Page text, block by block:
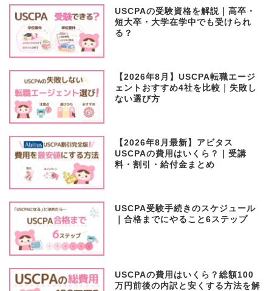
USCPAの受験資格を解説｜高卒・
短大卒・大学在学中でも受けられ
る？
【2026年8月】USCPA転職エージ
ェントおすすめ4社を比較｜失敗し
ない選び方
【2026年8月最新】アビタス
USCPAの費用はいくら？｜受講
料・割引・給付金まとめ
USCPA受験手続きのスケジュール
｜合格までにやること6ステップ
USCPAの費用はいくら？総額100
万円前後の内訳と安くする方法を解